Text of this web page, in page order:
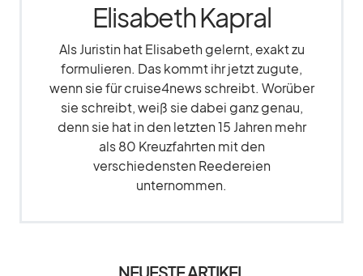
Elisabeth Kapral
Als Juristin hat Elisabeth gelernt, exakt zu
formulieren. Das kommt ihr jetzt zugute,
wenn sie für cruise4news schreibt. Worüber
sie schreibt, weiß sie dabei ganz genau,
denn sie hat in den letzten 15 Jahren mehr
als 80 Kreuzfahrten mit den
verschiedensten Reedereien
unternommen.
NEUESTE ARTIKEL